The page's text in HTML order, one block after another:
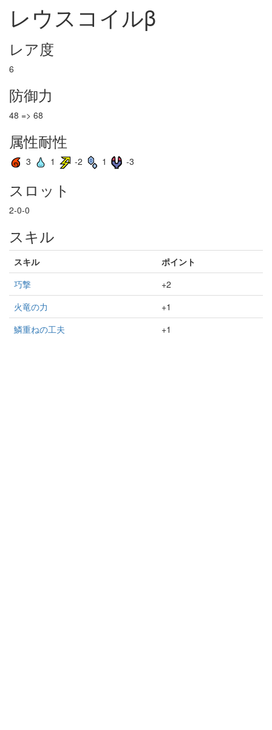
レウスコイルβ
レア度
6
防御力
48 => 68
属性耐性
3 1 -2 1 -3
スロット
2-0-0
スキル
スキル
ポイント
巧撃
+2
火竜の力
+1
鱗重ねの工夫
+1